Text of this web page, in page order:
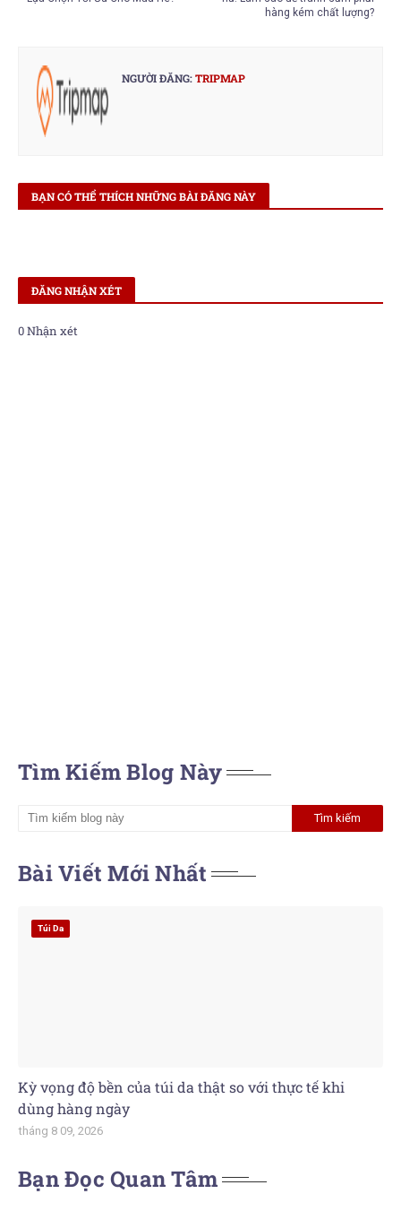
hàng kém chất lượng?
NGƯỜI ĐĂNG:TRIPMAP
BẠN CÓ THỂ THÍCH NHỮNG BÀI ĐĂNG NÀY
ĐĂNG NHẬN XÉT
0 Nhận xét
Tìm Kiếm Blog Này
Bài Viết Mới Nhất
Túi Da
Kỳ vọng độ bền của túi da thật so với thực tế khi
dùng hàng ngày
tháng 8 09, 2026
Bạn Đọc Quan Tâm